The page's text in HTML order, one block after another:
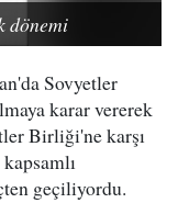
dönemi
Sovyetler
karar vererek
Birliği'ne karşı
geçiliyordu.